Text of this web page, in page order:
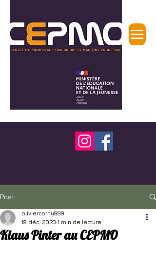
Post
Klaus Pinter au CEPMO
oliviercornu999
19 déc. 2023 1 min de lecture